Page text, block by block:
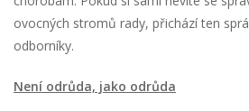
ovocných stromů rady, přichází ten
odborníky.
Není odrůda, jako odrůda